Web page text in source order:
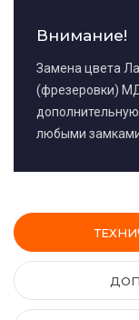
Внимание!
Замена цвета
(фрезеровки)
любыми